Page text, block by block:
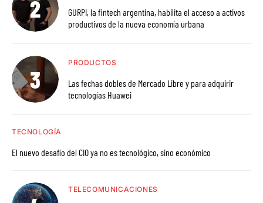
GURPI, la fintech argentina, habilita el acceso a activos
productivos de la nueva economía urbana
PRODUCTOS
Las fechas dobles de Mercado Libre y para adquirir
tecnologías Huawei
TECNOLOGÍA
El nuevo desafío del CIO ya no es tecnológico, sino económico
TELECOMUNICACIONES